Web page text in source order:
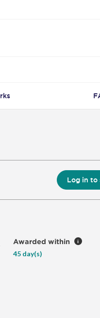
Log in to
Awarded within i
45 day(s)